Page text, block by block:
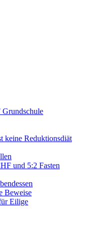
keine Reduktionsdiät
und 5:2 Fasten
Beweise
Eilige